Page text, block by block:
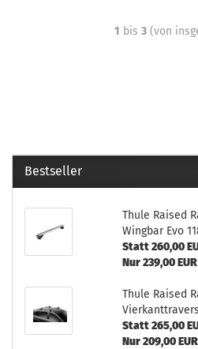
1 bis 3(von
Bestseller
Thule Raised
Wingbar Evo
Statt 260,00
Nur 239,00 EUR
Thule Raised
Statt 265,00
Nur 209,00 EUR